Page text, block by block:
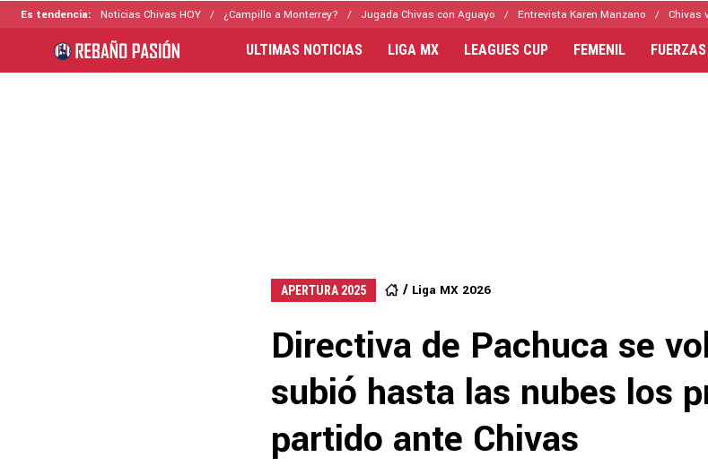
Es tendencia: Noticias Chivas HOY ¿Campillo a Monterrey? Jugada Chivas con Aguayo Entrevista Karen Manzano Chivas
ULTIMAS NOTICIAS LIGA MX LEAGUES CUP FEMENIL
APERTURA 2025 Liga MX 2026
Directiva de Pachuca se
subió hasta las nubes los
partido ante Chivas